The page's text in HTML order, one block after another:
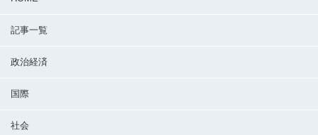
記事一覧
政治経済
国際
社会